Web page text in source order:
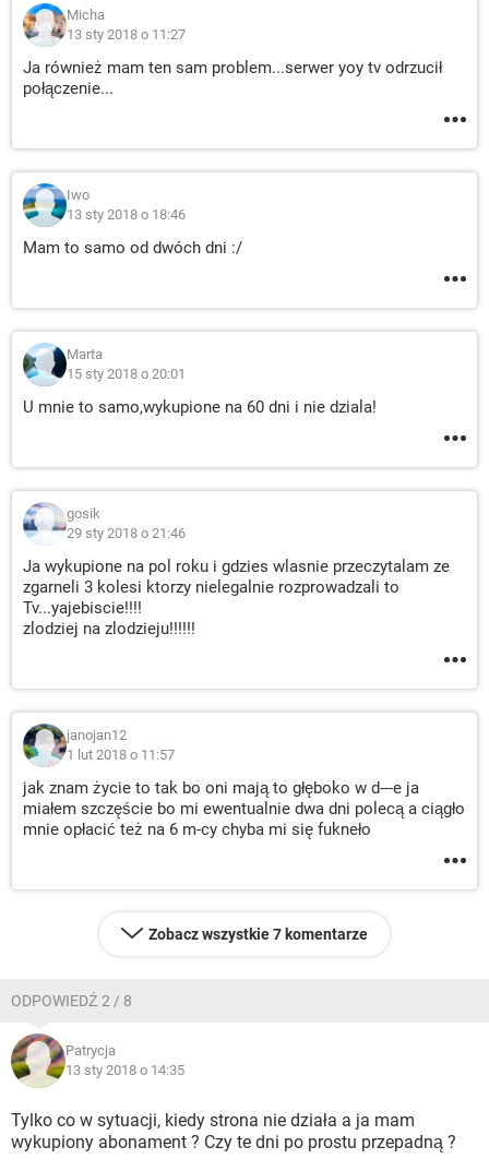
Micha
13 sty 2018 o 11:27
Ja również mam ten sam problem...serwer yoy tv odrzucił
połączenie...
Iwo
13 sty 2018 o 18:46
Mam to samo od dwóch dni :/
Marta
15 sty 2018 o 20:01
U mnie to samo,wykupione na 60 dni i nie dziala!
gosik
29 sty 2018 o 21:46
Ja wykupione na pol roku i gdzies wlasnie przeczytalam ze
zgarneli 3 kolesi ktorzy nielegalnie rozprowadzali to
Tv...yajebiscie!!!!
zlodziej na zlodzieju!!!!!!
janojan12
1 lut 2018 o 11:57
jak znam życie to tak bo oni mają to głęboko w d---e ja
miałem szczęście bo mi ewentualnie dwa dni polecą a ciągło
mnie opłacić też na 6 m-cy chyba mi się fukneło
Zobacz wszystkie 7 komentarze
ODPOWIEDŹ 2 / 8
Patrycja
13 sty 2018 o 14:35
Tylko co w sytuacji, kiedy strona nie działa a ja mam
wykupiony abonament ? Czy te dni po prostu przepadną ?